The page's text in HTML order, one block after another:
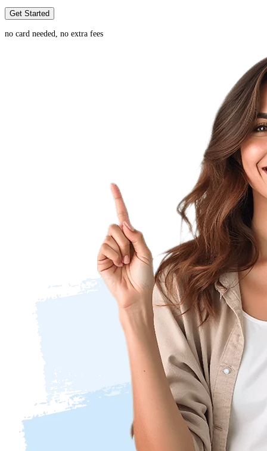
Get Started
no card needed, no extra fees